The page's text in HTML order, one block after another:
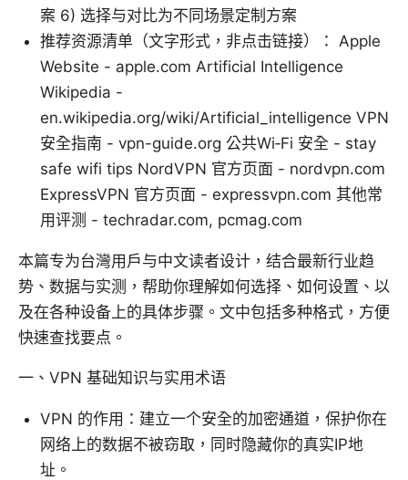
案 6) 选择与对比为不同场景定制方案
推荐资源清单（文字形式，非点击链接）： Apple
Website - apple.com Artificial Intelligence
Wikipedia -
en.wikipedia.org/wiki/Artificial_intelligence VPN
安全指南 - vpn-guide.org 公共Wi‑Fi 安全 - stay
safe wifi tips NordVPN 官方页面 - nordvpn.com
ExpressVPN 官方页面 - expressvpn.com 其他常
用评测 - techradar.com, pcmag.com
本篇专为台灣用戶与中文读者设计，结合最新行业趋
势、数据与实测，帮助你理解如何选择、如何设置、以
及在各种设备上的具体步骤。文中包括多种格式，方便
快速查找要点。
一、VPN 基础知识与实用术语
VPN 的作用：建立一个安全的加密通道，保护你在
网络上的数据不被窃取，同时隐藏你的真实IP地
址。